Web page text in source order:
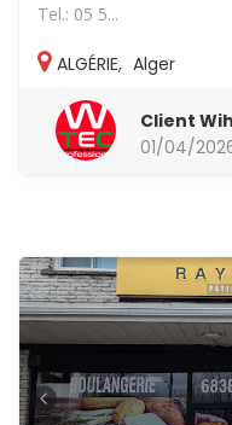
Tel.: 05 5...
ALGÉRIE, Alger
Client
01/04/